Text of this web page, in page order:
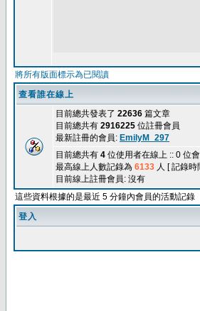
將所有版面標示為已閱讀
查看誰在線上
目前總共發表了 22636 篇文章
目前總共有 2916225 位註冊會員
最新註冊的會員: EmilyM_297
目前總共有 4 位使用者在線上 :: 0 位
最高線上人數記錄為 6133 人 [ 記錄時
目前線上註冊會員: 沒有
這些資料根據的是最近 5 分鐘內會員的活動記錄
登入